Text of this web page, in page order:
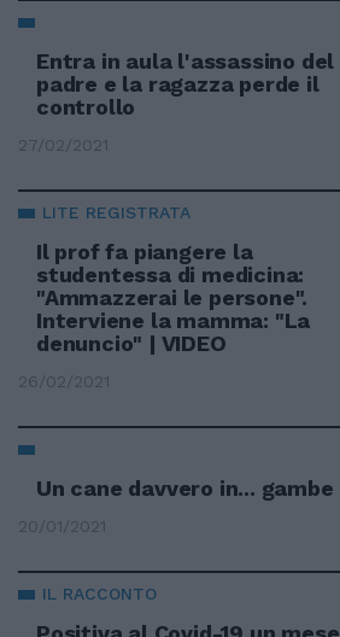
Entra in aula l'assassino del
padre e la ragazza perde il
controllo
27/02/2021
LITE REGISTRATA
Il prof fa piangere la
studentessa di medicina:
"Ammazzerai le persone".
Interviene la mamma: "La
denuncio" | VIDEO
26/02/2021
Un cane davvero in... gambe
20/01/2021
IL RACCONTO